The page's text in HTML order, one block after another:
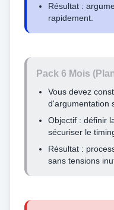
Résultat :
rapidement.
Pack 6 Mois
Vous devez
d'argumentation
Objectif : définir
sécuriser le
Résultat :
sans tensions